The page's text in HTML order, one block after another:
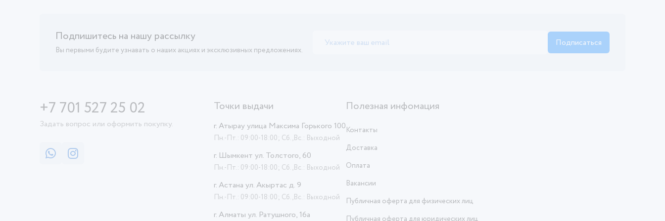
Подпишитесь на нашу рассылку
Вы первыми будите узнавать о наших акциях и эксклюзивных предложениях.
Подписаться
+7 701 527 25 02
Задать вопрос или оформить покупку.
Точки выдачи
г. Атырау улица Максима Горького 100
Пн.-Пт.: 09:00-18:00; Сб.,Вс.: Выходной
г. Шымкент ул. Толстого, 60
Пн.-Пт.: 09:00-18:00; Сб.,Вс.: Выходной
г. Астана ул. Акыртас д. 9
Пн.-Пт.: 09:00-18:00; Сб.,Вс.: Выходной
г. Алматы ул. Ратушного, 16а
Полезная инфомация
Контакты
Доставка
Оплата
Вакансии
Публичная оферта для физических лиц
Публичная оферта для юридических лиц